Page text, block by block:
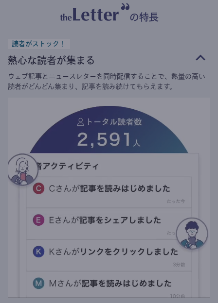
の特長
読者がストック！
熱心な読者が集まる
ウェブ記事とニュースレターを同時配信することで、熱量の高い
読者がどんどん集まり、記事を読み続けてもらえます。